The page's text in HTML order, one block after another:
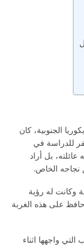
يوريونج بكوريا الجنوبية، كان
للدراسة في
بل أراد
نجاحه الخاص.
وكانت له رؤية
على هذه الغربة
واجهها اثناء